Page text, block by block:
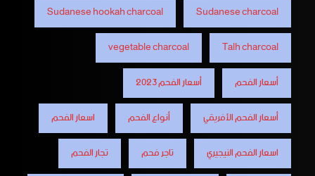
Sudanese charcoal
Sudanese hookah charcoal
Talh charcoal
vegetable charcoal
أسعار الفحم
أسعار الفحم 2023
أسعار الفحم الأفريقي
أنواع الفحم
اسعار الفحم
اسعار الفحم النيجيري
تاجر فحم
تجار الفحم